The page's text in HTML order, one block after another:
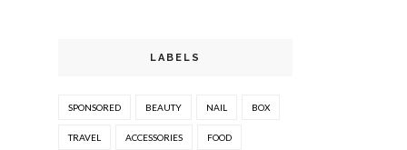
LABELS
SPONSORED BEAUTY NAIL BOX
TRAVEL ACCESSORIES FOOD